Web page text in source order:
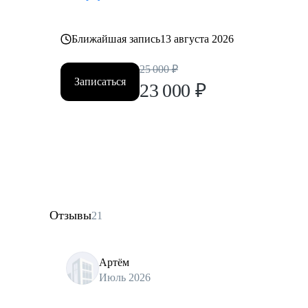
Ближайшая запись13 августа 2026
Записаться
25 000 ₽
23 000 ₽
Отзывы21
Артём
Июль 2026